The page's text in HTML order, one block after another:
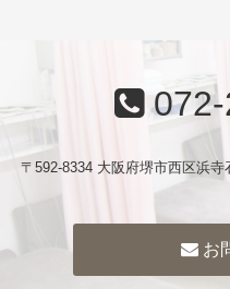
072-
〒592-8334 大阪府堺市西区浜
お